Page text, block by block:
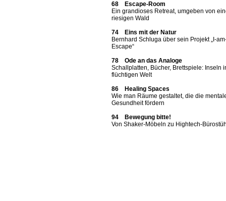
68 Escape-Room
Ein grandioses Retreat, umgeben von
riesigen Wald
74 Eins mit der Natur
Bernhard Schluga über sein Projekt „I-
Escape“
78 Ode an das Analoge
Schallplatten, Bücher, Brettspiele: Inseln
flüchtigen Welt
86 Healing Spaces
Wie man Räume gestaltet, die die
Gesundheit fördern
94 Bewegung bitte!
Von Shaker-Möbeln zu Hightech-